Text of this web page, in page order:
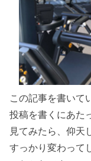
この記事を書いて
投稿を書くにあた
見てみたら、仰天
すっかり変わって